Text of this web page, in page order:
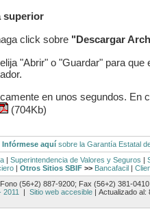
superior
click sobre "Descargar
"Abrir" o "Guardar" para que
en unos segundos. En
(704Kb)
Infórmese aquísobre la Garantía Estatal
| Superintendencia de Valores y Seguros |
| Otros Sitios SBIF >> Bancafacil |
(56+2) 887-9200; Fax (56+2) 381-0410
| Sitio web accesible | Actualizado al: